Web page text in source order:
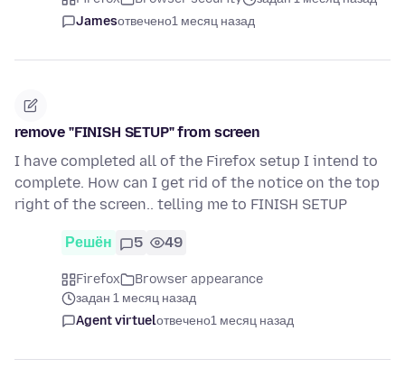
Jamesотвечено1 месяц назад
remove "FINISH SETUP" from screen
I have completed all of the Firefox setup I intend to
complete. How can I get rid of the notice on the top
right of the screen.. telling me to FINISH SETUP
Решён 5 49
Firefox
Browser appearance
задан 1 месяц назад
Agent virtuelотвечено1 месяц назад